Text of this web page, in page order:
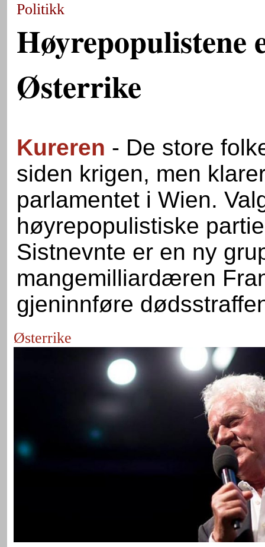
Politikk
Høyrepopulistene
Østerrike
Kureren - De store
siden krigen, men
parlamentet i Wien.
høyrepopulistiske
Sistnevnte er en ny
mangemilliardæren
gjeninnføre
Østerrike